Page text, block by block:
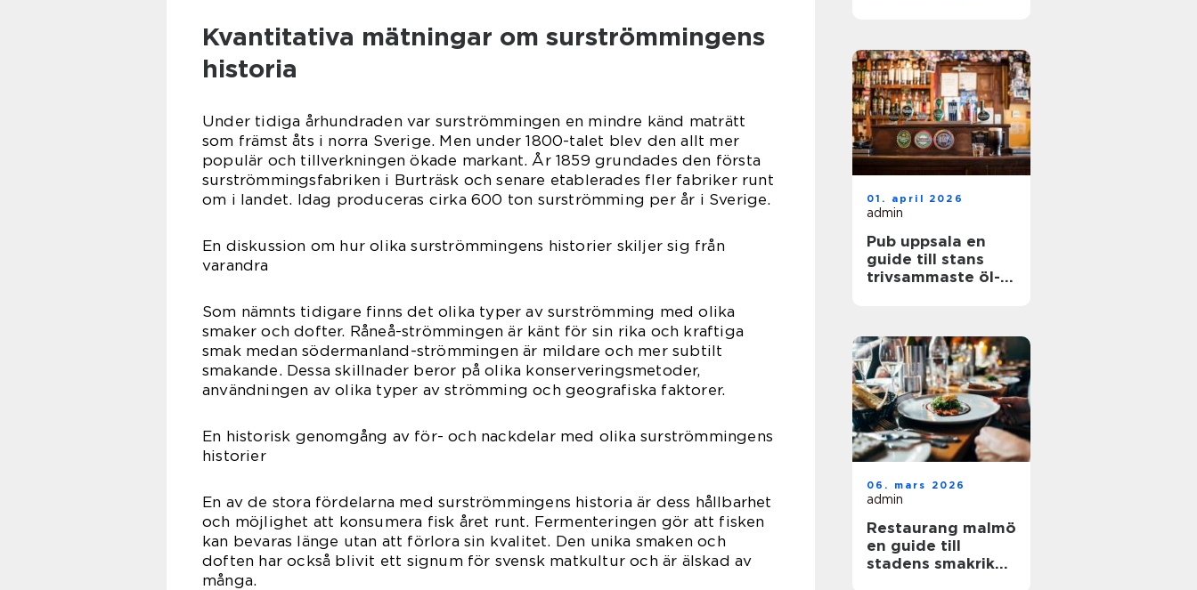
Kvantitativa mätningar om surströmmingens
historia
Under tidiga århundraden var surströmmingen en mindre känd maträtt
som främst åts i norra Sverige. Men under 1800-talet blev den allt mer
populär och tillverkningen ökade markant. År 1859 grundades den första
surströmmingsfabriken i Burträsk och senare etablerades fler fabriker runt
om i landet. Idag produceras cirka 600 ton surströmming per år i Sverige.
En diskussion om hur olika surströmmingens historier skiljer sig från
varandra
Som nämnts tidigare finns det olika typer av surströmming med olika
smaker och dofter. Råneå-strömmingen är känt för sin rika och kraftiga
smak medan södermanland-strömmingen är mildare och mer subtilt
smakande. Dessa skillnader beror på olika konserveringsmetoder,
användningen av olika typer av strömming och geografiska faktorer.
En historisk genomgång av för- och nackdelar med olika surströmmingens
historier
En av de stora fördelarna med surströmmingens historia är dess hållbarhet
och möjlighet att konsumera fisk året runt. Fermenteringen gör att fisken
kan bevaras länge utan att förlora sin kvalitet. Den unika smaken och
doften har också blivit ett signum för svensk matkultur och är älskad av
många.
01. april 2026
admin
Pub uppsala en
guide till stans
trivsammaste öl-
06. mars 2026
admin
Restaurang malmö
en guide till
stadens smakrika